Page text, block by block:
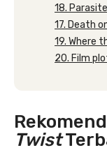
18.
17. Death
19. Where
20. Film
Twist